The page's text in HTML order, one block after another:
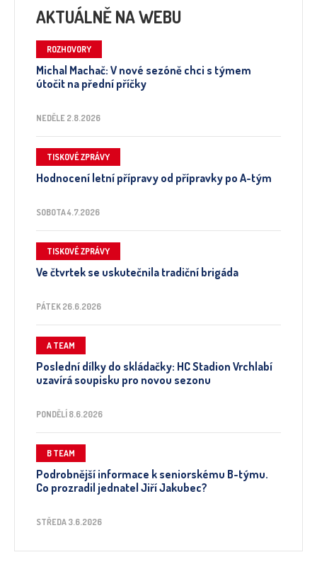
AKTUÁLNĚ NA WEBU
ROZHOVORY
Michal Machač: V nové sezóně chci s týmem
útočit na přední příčky
NEDĚLE 2.8.2026
TISKOVÉ ZPRÁVY
Hodnocení letní přípravy od přípravky po A-tým
SOBOTA 4.7.2026
TISKOVÉ ZPRÁVY
Ve čtvrtek se uskutečnila tradiční brigáda
PÁTEK 26.6.2026
A TEAM
Poslední dílky do skládačky: HC Stadion Vrchlabí
uzavírá soupisku pro novou sezonu
PONDĚLÍ 8.6.2026
B TEAM
Podrobnější informace k seniorskému B-týmu.
Co prozradil jednatel Jiří Jakubec?
STŘEDA 3.6.2026